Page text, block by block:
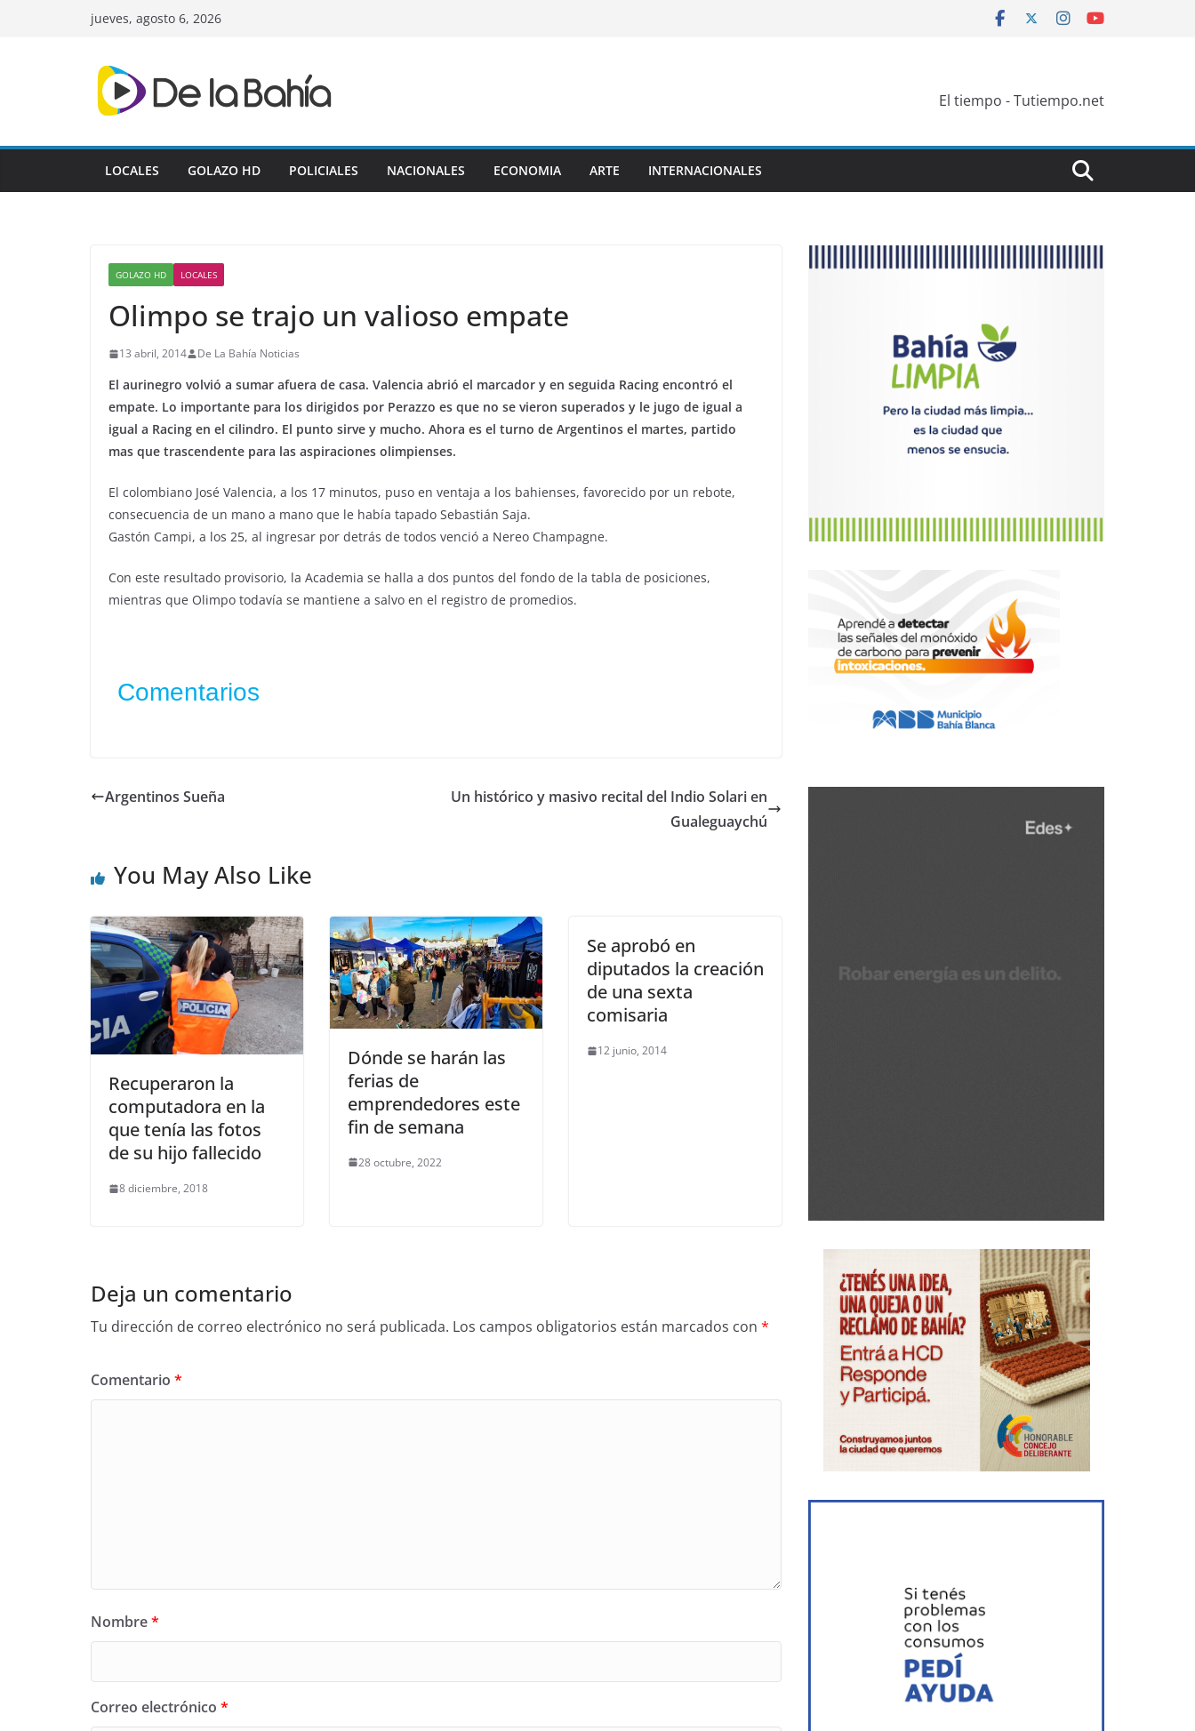
jueves, agosto 6, 2026
El tiempo - Tutiempo.net
LOCALES GOLAZO HD POLICIALES NACIONALES ECONOMIA ARTE INTERNACIONALES
GOLAZO HD LOCALES
Olimpo se trajo un valioso empate
13 abril, 2014 De La Bahía Noticias
El aurinegro volvió a sumar afuera de casa. Valencia abrió el marcador y en seguida Racing encontró el
empate. Lo importante para los dirigidos por Perazzo es que no se vieron superados y le jugo de igual a
igual a Racing en el cilindro. El punto sirve y mucho. Ahora es el turno de Argentinos el martes, partido
mas que trascendente para las aspiraciones olimpienses.
El colombiano José Valencia, a los 17 minutos, puso en ventaja a los bahienses, favorecido por un rebote,
consecuencia de un mano a mano que le había tapado Sebastián Saja.
Gastón Campi, a los 25, al ingresar por detrás de todos venció a Nereo Champagne.
Con este resultado provisorio, la Academia se halla a dos puntos del fondo de la tabla de posiciones,
mientras que Olimpo todavía se mantiene a salvo en el registro de promedios.
Comentarios
Argentinos Sueña
Un histórico y masivo recital del Indio Solari en
Gualeguaychú
You May Also Like
Recuperaron la
computadora en la
que tenía las fotos
de su hijo fallecido
8 diciembre, 2018
Dónde se harán las
ferias de
emprendedores este
fin de semana
28 octubre, 2022
Se aprobó en
diputados la creación
de una sexta
comisaria
12 junio, 2014
Deja un comentario
Tu dirección de correo electrónico no será publicada. Los campos obligatorios están marcados con *
Comentario *
Nombre*
Correo electrónico *